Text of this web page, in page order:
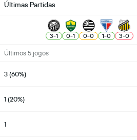
Últimas Partidas
3-1 0-1 0-0 1-0 3-0
Últimos 5 jogos
3 (60%)
1 (20%)
1